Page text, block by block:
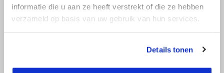
informatie die u aan ze heeft verstrekt of die ze hebben
verzameld op basis van uw gebruik van hun services.
Details tonen
+31 (0)36 522 68 03